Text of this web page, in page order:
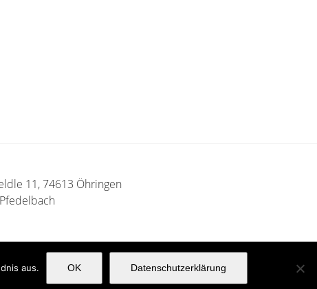
11, 74613 Öhringen
aus. OK Datenschutzerklärung